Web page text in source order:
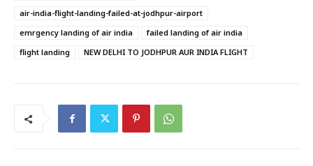
air-india-flight-landing-failed-at-jodhpur-airport
emrgency landing of air india
failed landing of air india
flight landing
NEW DELHI TO JODHPUR AUR INDIA FLIGHT